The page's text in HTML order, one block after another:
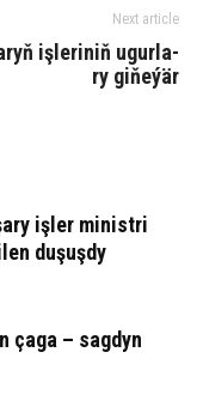
Next article
iş­le­ri­niň ugur­la­
ry gi­ňe­ýär
işler ministri
duşuşdy
çaga – sagdyn